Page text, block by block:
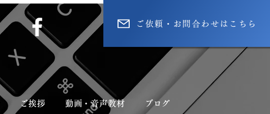
ご依頼・お問合わせはこちら
ご挨拶 動画・音声教材 ブログ